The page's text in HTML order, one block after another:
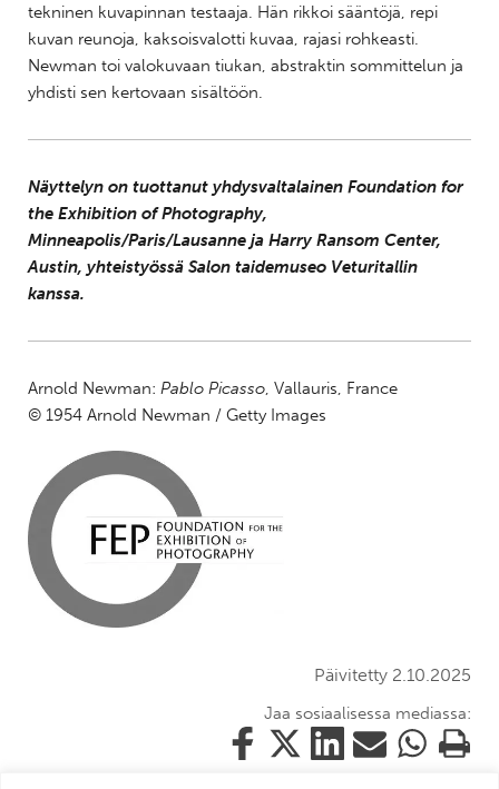
tekninen kuvapinnan testaaja. Hän rikkoi sääntöjä, repi
kuvan reunoja, kaksoisvalotti kuvaa, rajasi rohkeasti.
Newman toi valokuvaan tiukan, abstraktin sommittelun ja
yhdisti sen kertovaan sisältöön.
Näyttelyn on tuottanut yhdysvaltalainen Foundation for
the Exhibition of Photography,
Minneapolis/Paris/Lausanne ja Harry Ransom Center,
Austin, yhteistyössä Salon taidemuseo Veturitallin
kanssa.
Arnold Newman: Pablo Picasso, Vallauris, France
© 1954 Arnold Newman / Getty Images
Päivitetty 2.10.2025
Jaa sosiaalisessa mediassa:
Jaa
tämä
Jaa
Jaa
tämä
Jaa
Jaa
Tulosta